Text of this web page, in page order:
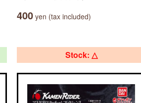
400 yen (tax included)
Stock: △